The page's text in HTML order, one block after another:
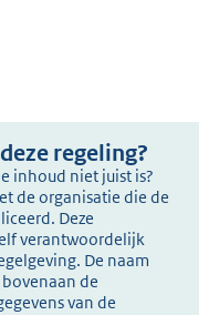
regeling?
inhoud niet juist is?
de organisatie die de
Deze
verantwoordelijk
De naam
de
van de